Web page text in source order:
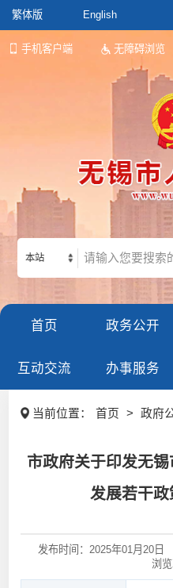
繁体版 English
手机客户端 无障碍浏览
本站
首页 政务公开
互动交流 办事服务
当前位置： 首页 > 政府
市政府关于印发无
发展若干政
发布时间： 2025年01月20日
浏览